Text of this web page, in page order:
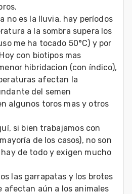
no es la lluvia, hay períodos
a la sombra supera los
me ha tocado 50°C) y por
con biotipos mas
hibridacion (con índico),
afectan la
del semen
algunos toros mas y otros
si bien trabajamos con
de los casos), no son
de todo y exigen mucho
las garrapatas y los brotes
afectan aún a los animales